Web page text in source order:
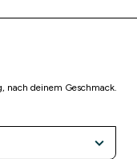
nach deinem Geschmack.